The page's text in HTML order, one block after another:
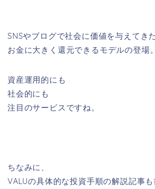
SNSやブログで社会に価値を与えてき
お金に大きく還元できるモデルの登場。
資産運用的にも
社会的にも
注目のサービスですね。
ちなみに、
VALUの具体的な投資手順の解説記事も